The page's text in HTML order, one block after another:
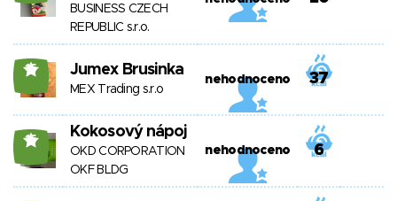
BUSINESS CZECH
REPUBLIC s.r.o.
15 Jumex Brusinka
MEX Trading s.r.o
nehodnoceno 37
15 Kokosový nápoj
OKD CORPORATION
OKF BLDG
nehodnoceno 6